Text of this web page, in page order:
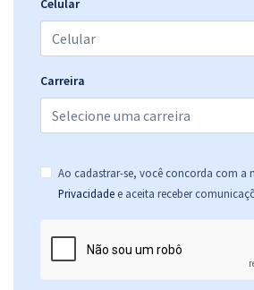
Economize R$ 83,96
Comprar
TRE MS - Tribunal Regional Eleitoral do
Administrativa
R$ 255,84à vista
R$
Economize R$ 63,96 (-
Comprar
Celular
Carreira
Ao cadastrar-se, você concorda com a
Privacidade e aceita receber